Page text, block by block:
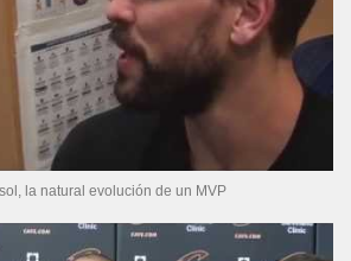
la natural evolución de un MVP